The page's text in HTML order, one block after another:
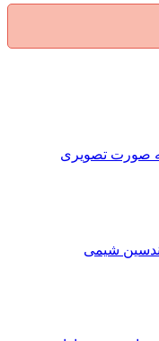
شیمی